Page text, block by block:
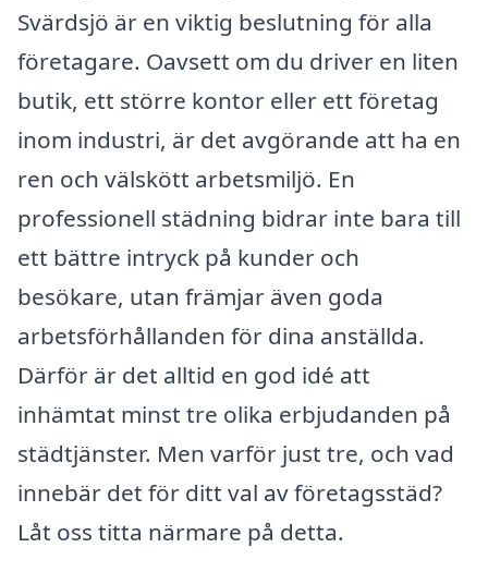
Svärdsjö är en viktig beslutning för alla
företagare. Oavsett om du driver en liten
butik, ett större kontor eller ett företag
inom industri, är det avgörande att ha en
ren och välskött arbetsmiljö. En
professionell städning bidrar inte bara till
ett bättre intryck på kunder och
besökare, utan främjar även goda
arbetsförhållanden för dina anställda.
Därför är det alltid en god idé att
inhämtat minst tre olika erbjudanden på
städtjänster. Men varför just tre, och vad
innebär det för ditt val av företagsstäd?
Låt oss titta närmare på detta.